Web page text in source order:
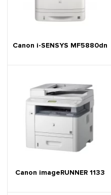
Canon i-SENSYS MF5880dn
Canon imageRUNNER 1133